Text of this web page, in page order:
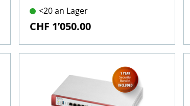
<20 an Lager
CHF 1’050.00